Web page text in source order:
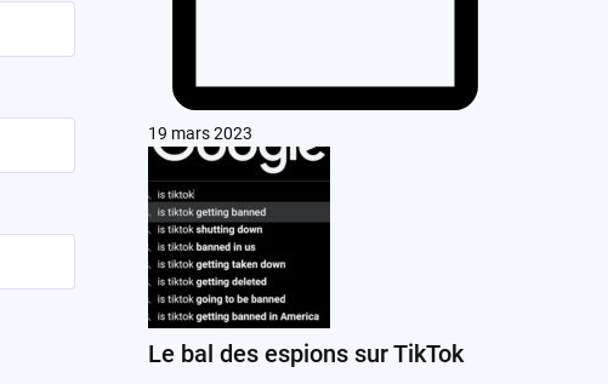
19 mars 2023
Le bal des espions sur TikTok